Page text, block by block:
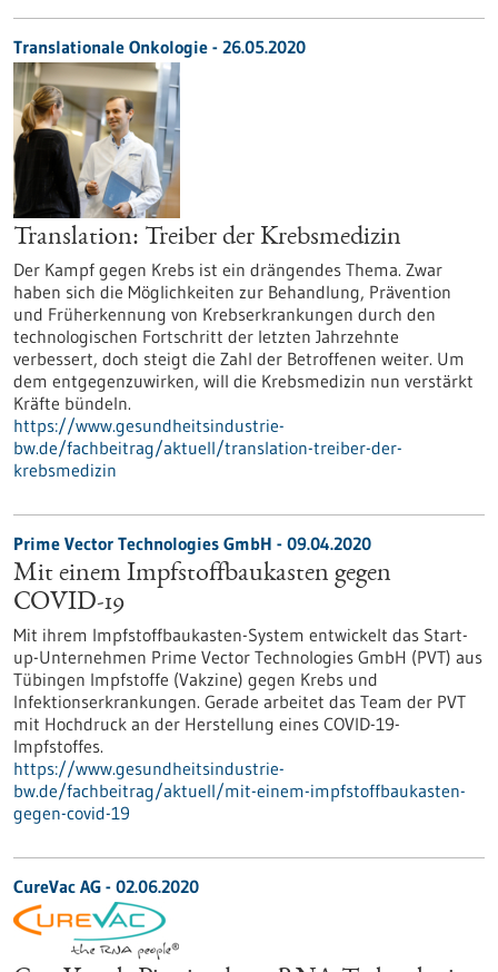
Translationale Onkologie - 26.05.2020
Translation: Treiber der Krebsmedizin
Der Kampf gegen Krebs ist ein drängendes Thema. Zwar
haben sich die Möglichkeiten zur Behandlung, Prävention
und Früherkennung von Krebserkrankungen durch den
technologischen Fortschritt der letzten Jahrzehnte
verbessert, doch steigt die Zahl der Betroffenen weiter. Um
dem entgegenzuwirken, will die Krebsmedizin nun verstärkt
Kräfte bündeln.
https://www.gesundheitsindustrie-
bw.de/fachbeitrag/aktuell/translation-treiber-der-
krebsmedizin
Prime Vector Technologies GmbH - 09.04.2020
Mit einem Impfstoffbaukasten gegen
COVID-19
Mit ihrem Impfstoffbaukasten-System entwickelt das Start-
up-Unternehmen Prime Vector Technologies GmbH (PVT) aus
Tübingen Impfstoffe (Vakzine) gegen Krebs und
Infektionserkrankungen. Gerade arbeitet das Team der PVT
mit Hochdruck an der Herstellung eines COVID-19-
Impfstoffes.
https://www.gesundheitsindustrie-
bw.de/fachbeitrag/aktuell/mit-einem-impfstoffbaukasten-
gegen-covid-19
CureVac AG - 02.06.2020